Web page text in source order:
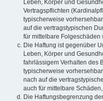
Leben, Körper und
Vertragspflichten
typischerweise
auf die vertragstypischen
für mittelbare Folgeschäden
Die Haftung ist gegenüber
Leben, Körper und
fahrlässigem Verhalten des
typischerweise
nach auf die
auch für mittelbare
Die Haftungsbegrenzung